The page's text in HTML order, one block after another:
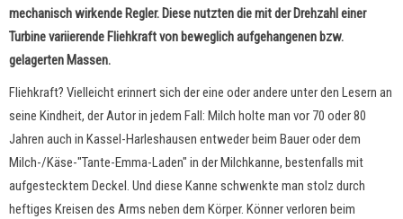
mechanisch wirkende Regler. Diese nutzten die mit der Drehzahl einer
Turbine variierende Fliehkraft von beweglich aufgehangenen bzw.
gelagerten Massen.
Fliehkraft? Vielleicht erinnert sich der eine oder andere unter den Lesern an
seine Kindheit, der Autor in jedem Fall: Milch holte man vor 70 oder 80
Jahren auch in Kassel-Harleshausen entweder beim Bauer oder dem
Milch-/Käse-"Tante-Emma-Laden" in der Milchkanne, bestenfalls mit
aufgestecktem Deckel. Und diese Kanne schwenkte man stolz durch
heftiges Kreisen des Arms neben dem Körper. Könner verloren beim